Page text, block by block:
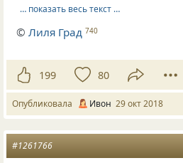
… показать весь текст …
©Лиля Град 740
199 80
Опубликовала Ивон 29 окт 2018
#1261766